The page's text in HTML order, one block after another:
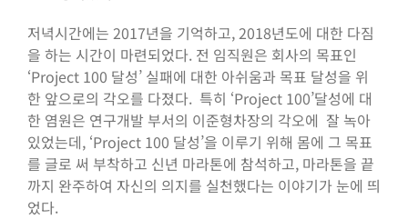
저녁시간에는 2017년을 기억하고, 2018년도에 대한 다짐
을 하는 시간이 마련되었다. 전 임직원은 회사의 목표인
‘Project 100 달성’ 실패에 대한 아쉬움과 목표 달성을 위
한 앞으로의 각오를 다졌다. 특히 ‘Project 100’달성에 대
한 염원은 연구개발 부서의 이준형차장의 각오에 잘 녹아
있었는데, ‘Project 100 달성’을 이루기 위해 몸에 그 목표
를 글로 써 부착하고 신년 마라톤에 참석하고, 마라톤을 끝
까지 완주하여 자신의 의지를 실천했다는 이야기가 눈에 띄
었다.